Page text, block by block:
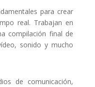
para crear
real. Trabajan en
compilación final de
sonido y mucho
de comunicación,